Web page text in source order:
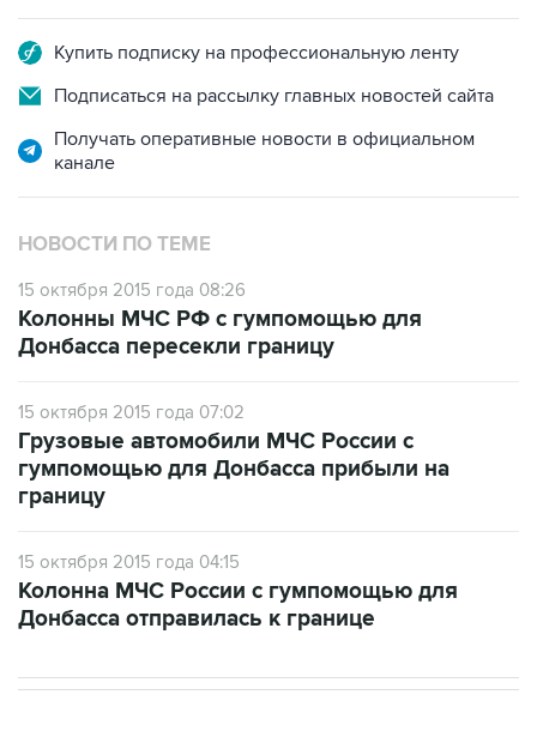
Купить подписку на профессиональную ленту
Подписаться на рассылку главных новостей сайта
Получать оперативные новости в официальном
канале
НОВОСТИ ПО ТЕМЕ
15 октября 2015 года 08:26
Колонны МЧС РФ с гумпомощью для
Донбасса пересекли границу
15 октября 2015 года 07:02
Грузовые автомобили МЧС России с
гумпомощью для Донбасса прибыли на
границу
15 октября 2015 года 04:15
Колонна МЧС России с гумпомощью для
Донбасса отправилась к границе